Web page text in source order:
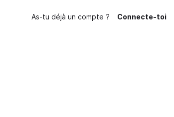
As-tu déjà un compte ? Connecte-toi